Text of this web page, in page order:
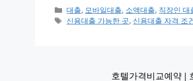
카
테
대출, 모바일대출, 소액대출, 직장인 대
태
신용대출 가능한 곳, 신용대출 자격 조
호텔가격비교예약|